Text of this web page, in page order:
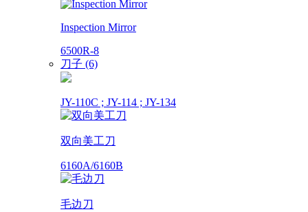
Inspection Mirror
6500R-8
刀子 (6)
JY-110C ; JY-114 ; JY-134
双向美工刀
6160A/6160B
毛边刀